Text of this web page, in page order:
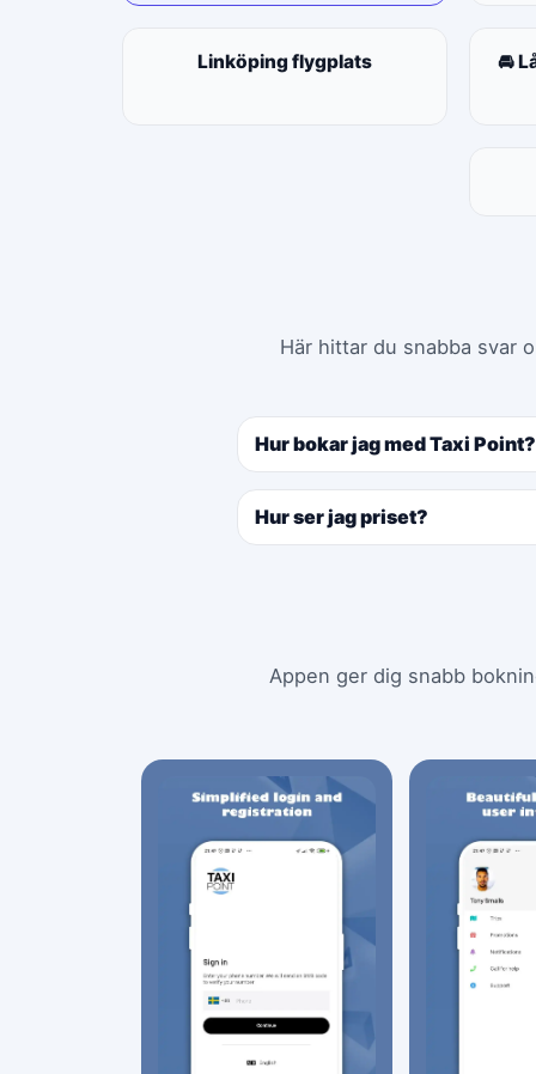
Linköping flygplats 🚘
Här hittar du snabba svar
Hur bokar jag med Taxi Point?
Hur ser jag priset?
Appen ger dig snabb